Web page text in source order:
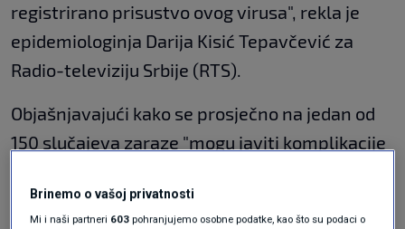
registrirano prisustvo ovog virusa", rekla je
epidemiologinja Darija Kisić Tepavčević za
Radio-televiziju Srbije (RTS).
Objašnjavajući kako se prosječno na jedan od
150 slučajeva zaraze "mogu javiti komplikacije
ona je upozorila da je vjerojatnost takvih
Brinemo o vašoj privatnosti
Mi i naši partneri 603 pohranjujemo osobne podatke, kao što su podaci o